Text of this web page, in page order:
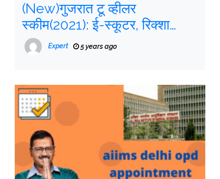
(New)गुजरात टू व्हीलर
स्कीम(2021): ई-स्कूटर, रिक्शा
सब्सिडी ऑनलाइन आवेदन, Full
Information
Expert 5 years ago